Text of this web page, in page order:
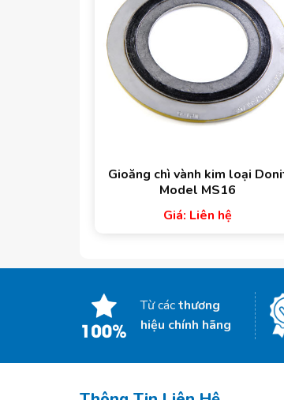
Gioăng chì vành kim loại
Model MS16
Giá: Liên hệ
Từ cácthương
hiệu chính hãng